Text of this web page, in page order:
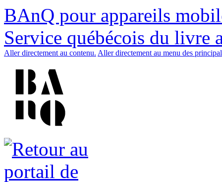
BAnQ pour appareils
Service québécois du livre
Aller directement au contenu. Aller directement au menu des